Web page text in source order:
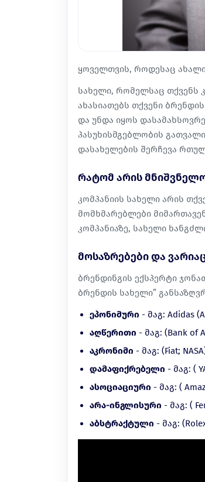
ყოველთვის, როდესაც ახალი
სახელი, რომელსაც თქვენს
ახასიათებს თქვენი
და უნდა იყოს
პასუხისმგებლობის
დასახელების შერჩევა
რატომ არის
კომპანიის სახელი არის
მომხმარებლები
კომპანიაზე, სახელი
მოსაზრებები და
ბრენდინგის ექსპერტი
ბრენდის სახელი”
ეპონიმური - მაგ: Adidas
აღწერითი - მაგ: (Bank of
აკრონიმი - მაგ: (Fiat;
დამაფიქრებელი - მაგ: (
ასოციაციური - მაგ: (
არა-ინგლისური - მაგ: (
აბსტრაქტული - მაგ: